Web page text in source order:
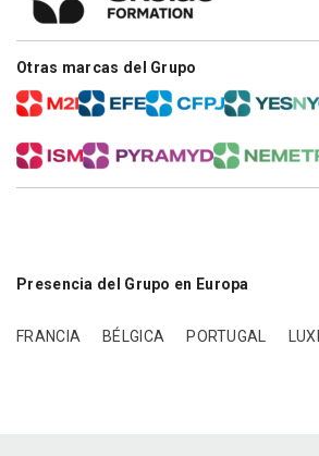
Otras marcas del Grupo
Presencia del Grupo en Europa
FRANCIA BÉLGICA PORTUGAL